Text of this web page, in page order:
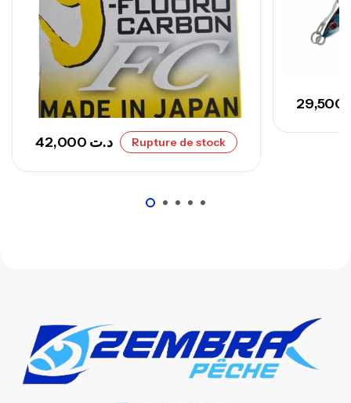
Cannes,Surfcasting
د.ت748,000
د.ت 673,000
د.ت Rupture de stock